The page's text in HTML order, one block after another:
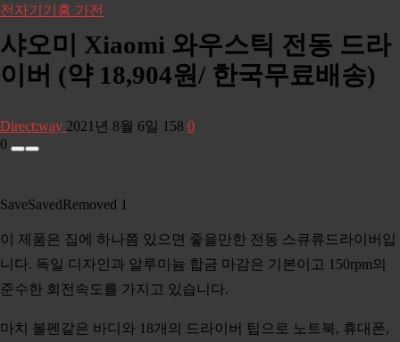
전자기기 홈 가전
샤오미 Xiaomi 와우스틱 전동 드라
이버 (약 18,904원/ 한국무료배송)
Direct:way 2021년 8월 6일 158 0
0
SaveSavedRemoved 1
이 제품은 집에 하나쯤 있으면 좋을만한 전동 스큐류드라이버입
니다. 독일 디자인과 알루미늄 합금 마감은 기본이고 150rpm의
준수한 회전속도를 가지고 있습니다.
마치 볼펜같은 바디와 18개의 드라이버 팁으로 노트북, 휴대폰,